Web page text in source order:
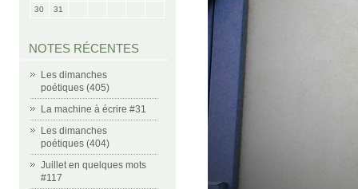
30
31
NOTES RÉCENTES
Les dimanches
poétiques (405)
La machine à écrire #31
Les dimanches
poétiques (404)
Juillet en quelques mots
#117